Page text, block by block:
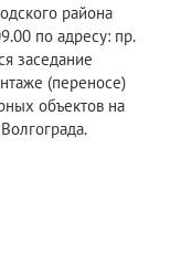
района
по адресу: пр.
заседание
(переносе)
объектов на